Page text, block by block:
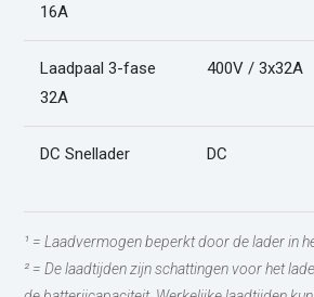
16A
Laadpaal 3-fase
32A
400V / 3x32A
DC Snellader DC
¹ = Laadvermogen beperkt door de lader in
² = De laadtijden zijn schattingen voor het